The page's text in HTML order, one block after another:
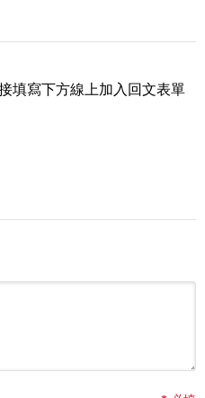
填寫下方線上加入回文表單